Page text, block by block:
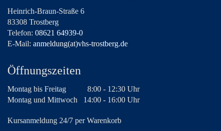
Heinrich-Braun-Straße 6
83308 Trostberg
Telefon: 08621 64939-0
E-Mail: anmeldung(at)vhs-trostberg.de
Öffnungszeiten
Montag bis Freitag
8:00 - 12:30 Uhr
Montag und Mittwoch 14:00 - 16:00 Uhr
Kursanmeldung 24/7 per Warenkorb